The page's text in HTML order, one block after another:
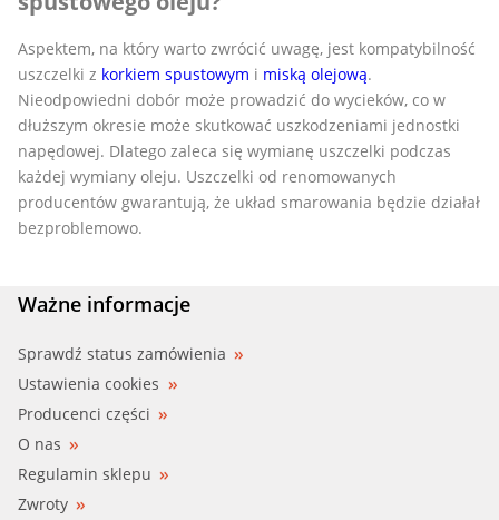
Aspektem, na który warto zwrócić uwagę, jest kompatybilność
uszczelki z korkiem spustowym i miską olejową.
Nieodpowiedni dobór może prowadzić do wycieków, co w
dłuższym okresie może skutkować uszkodzeniami jednostki
napędowej. Dlatego zaleca się wymianę uszczelki podczas
każdej wymiany oleju. Uszczelki od renomowanych
producentów gwarantują, że układ smarowania będzie działał
bezproblemowo.
Ważne informacje
Sprawdź status zamówienia
Ustawienia cookies
Producenci części
O nas
Regulamin sklepu
Zwroty